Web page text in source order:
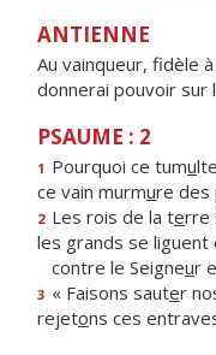
ANTIENNE
Au vainqueur, fidèle
donnerai pouvoir sur
PSAUME : 2
1 Pourquoi ce tumu
ce vain murmure des
2 Les rois de la terre
les grands se liguent
contre le Seigneur
3 « Faisons sauter
rejetons ces